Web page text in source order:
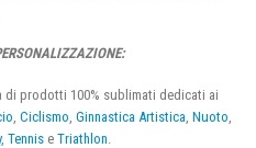
di prodotti 100% sublimati dedicati ai
Ciclismo Ginnastica Artistica Nuoto
, Tennis e Triathlon